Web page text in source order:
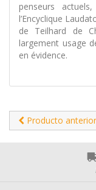
penseurs
l’Encyclique
de Teilhard de
largement usage
en évidence.
Producto anterior